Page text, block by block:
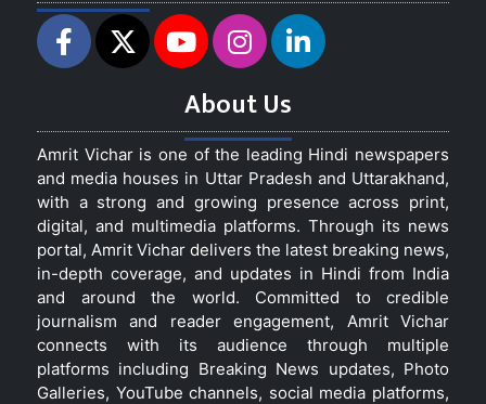
About Us
Amrit Vichar is one of the leading Hindi newspapers
and media houses in Uttar Pradesh and Uttarakhand,
with a strong and growing presence across print,
digital, and multimedia platforms. Through its news
portal, Amrit Vichar delivers the latest breaking news,
in-depth coverage, and updates in Hindi from India
and around the world. Committed to credible
journalism and reader engagement, Amrit Vichar
connects with its audience through multiple
platforms including Breaking News updates, Photo
Galleries, YouTube channels, social media platforms,